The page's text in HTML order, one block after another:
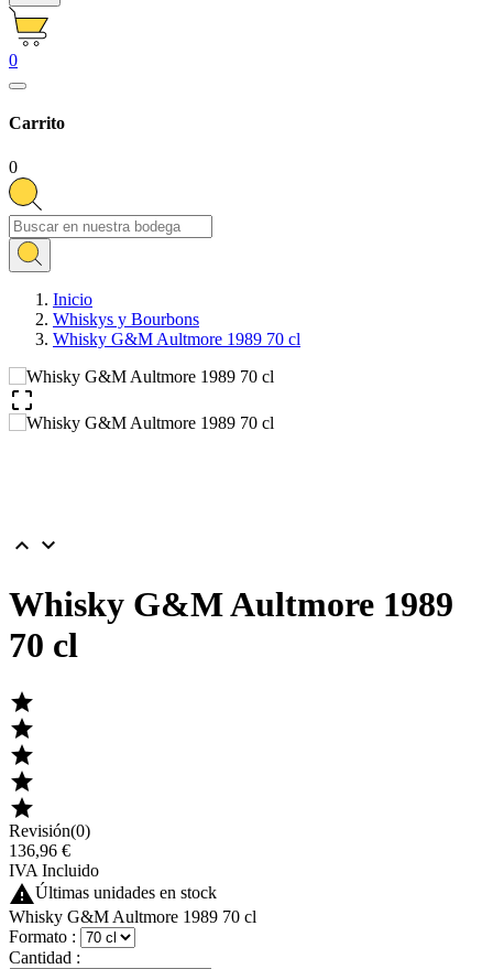
0
Carrito
0
Inicio
Whiskys y Bourbons
Whisky G&M Aultmore 1989 70 cl

 
Whisky G&M Aultmore 1989
70 cl





Revisión(0)
136,96 €
IVA Incluido
Últimas unidades en stock
Whisky G&M Aultmore 1989 70 cl
Formato :
Cantidad :